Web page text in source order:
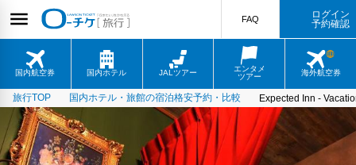
国内航空券 国内ホテル JALツアー
エンタメ
ツアー
海外航空券
FAQ
ログイン
予約確認
旅行TOP 国内ホテル・旅館の宿泊格安予約・比較 Expected Inn -